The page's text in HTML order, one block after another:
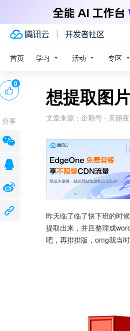
首页 学习 活动 专区
想提取图
文章来源： 企鹅号 - 美丽
昨天临了临了快下班的时
提取出来，并且整理成
吧，再排排版，omg我当
0
分享